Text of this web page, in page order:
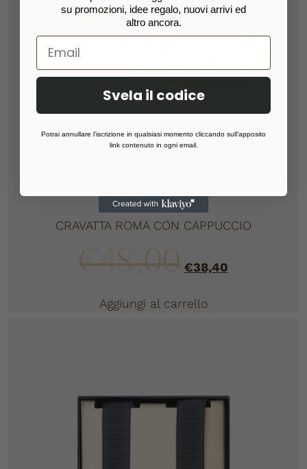
CRAVATTA ROMA CON CAPPUCCIO
€48,00 €38,40
Aggiungi al carrello
su promozioni, idee regalo, nuovi arrivi ed
altro ancora.
Svela il codice
Potrai annullare l’iscrizione in qualsiasi momento cliccando sull’apposito
link contenuto in ogni email.